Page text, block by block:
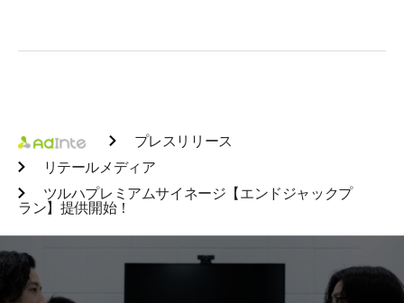
プレスリリース
リテールメディア
ツルハプレミアムサイネージ【エンドジャックプ
ラン】提供開始！